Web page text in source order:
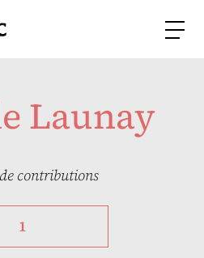
Launay
contributions
1